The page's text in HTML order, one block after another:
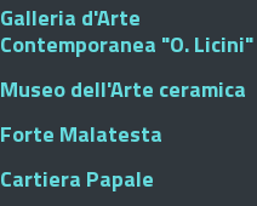
Galleria d'Arte
Contemporanea "O. Licini"
Museo dell'Arte ceramica
Forte Malatesta
Cartiera Papale